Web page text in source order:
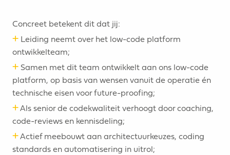
Concreet betekent dit dat jij:
+ Leiding neemt over het low-code platform
ontwikkelteam;
+ Samen met dit team ontwikkelt aan ons low-code
platform, op basis van wensen vanuit de operatie én
technische eisen voor future-proofing;
+Als senior de codekwaliteit verhoogt door coaching,
code-reviews en kennisdeling;
+Actief meebouwt aan architectuurkeuzes, coding
standards en automatisering in uitrol;